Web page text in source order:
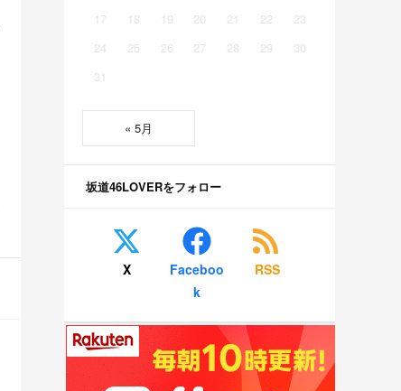
17
18 19 20 21 22
23
24
25 26 27 28 29
30
31
« 5月
坂道46LOVERをフォロー
X
Faceboo
k
RSS